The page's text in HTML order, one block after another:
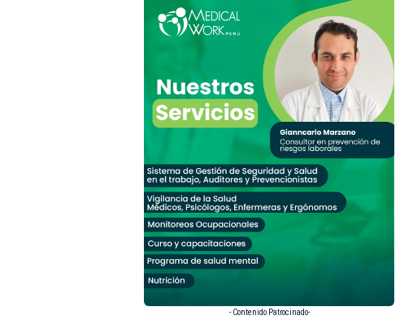
- Contenido Patrocinado-